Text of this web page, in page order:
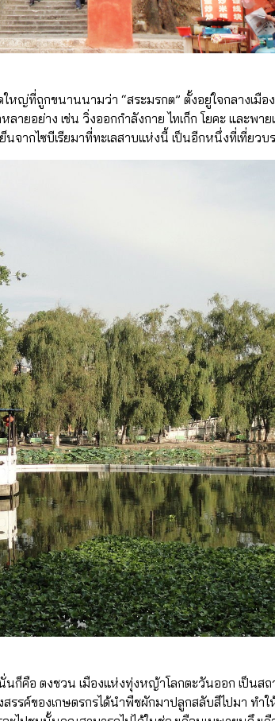
หญ่ที่ถูกขนานนามว่า “สระมรกต” ตั้งอยู่ใจกลางเ
ยอย่าง เช่น วิ่งออกกำลังกาย ไทเก็ก โยคะ และพา
ากไซบีเรียมาที่ทะเลสาบแห่งนี้ เป็นอีกหนึ่งที่เที่ยวบ
คือ ตงชวน เมืองแห่งทุ่งหญ้าโลกตะวันออก เป็น
ค์ของเกษตรกรได้นำพืชผักมาปลูกสลับสีไปมา ทำใ